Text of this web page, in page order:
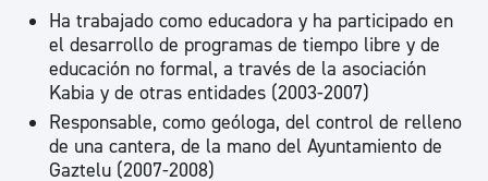
Ha trabajado como educadora y ha participado en
el desarrollo de programas de tiempo libre y de
educación no formal, a través de la asociación
Kabia y de otras entidades (2003-2007)
Responsable, como geóloga, del control de relleno
de una cantera, de la mano del Ayuntamiento de
Gaztelu (2007-2008)